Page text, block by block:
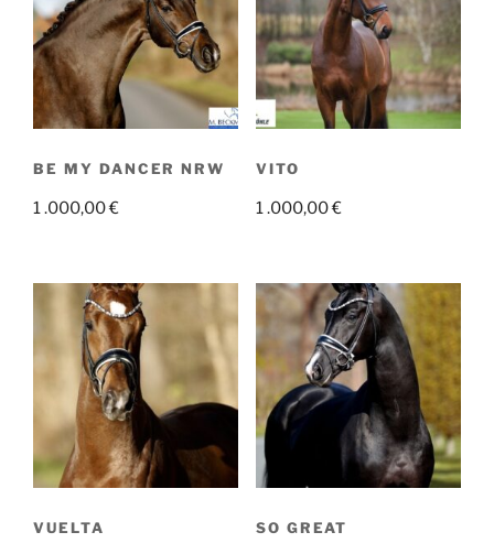
BE MY DANCER NRW
1 .000,00€
VITO
1 .000,00€
VUELTA SO GREAT